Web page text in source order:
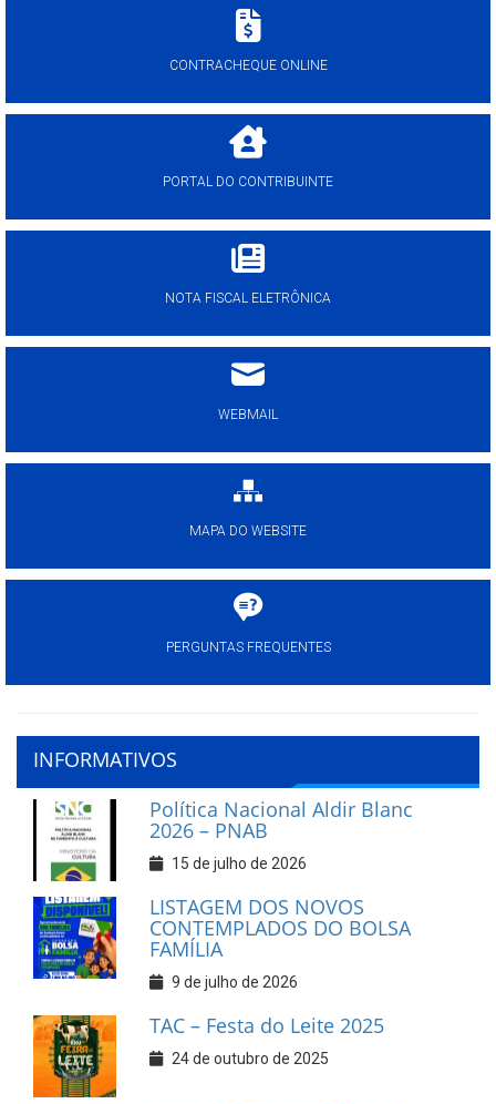
CONTRACHEQUE ONLINE
PORTAL DO CONTRIBUINTE
NOTA FISCAL ELETRÔNICA
WEBMAIL
MAPA DO WEBSITE
PERGUNTAS FREQUENTES
INFORMATIVOS
Política Nacional Aldir Blanc
2026 – PNAB
15 de julho de 2026
LISTAGEM DOS NOVOS
CONTEMPLADOS DO BOLSA
FAMÍLIA
9 de julho de 2026
TAC – Festa do Leite 2025
24 de outubro de 2025